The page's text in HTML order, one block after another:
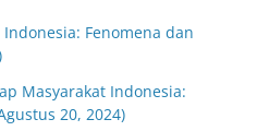
Fenomena dan
Masyarakat Indonesia:
20, 2024)